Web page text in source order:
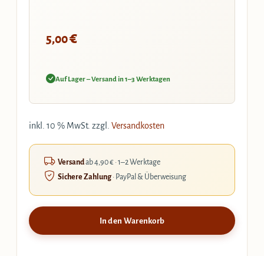
5,00€
Auf Lager – Versand in 1–3 Werktagen
inkl. 10 % MwSt. zzgl. Versandkosten
Versandab 4,90 € · 1–2 Werktage
Sichere Zahlung· PayPal & Überweisung
In den Warenkorb